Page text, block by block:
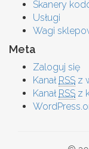
Skanery
Usługi
Wagi
Meta
Zaloguj się
Kanał RSS z
Kanał RSS z